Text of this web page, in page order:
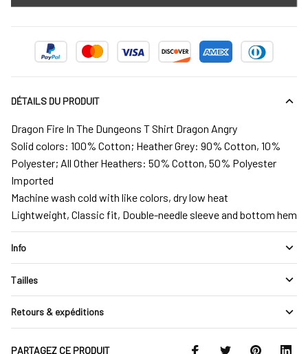
DÉTAILS DU PRODUIT
Dragon Fire In The Dungeons T Shirt Dragon Angry
Solid colors: 100% Cotton; Heather Grey: 90% Cotton, 10%
Polyester; All Other Heathers: 50% Cotton, 50% Polyester
Imported
Machine wash cold with like colors, dry low heat
Lightweight, Classic fit, Double-needle sleeve and bottom hem
Info
Tailles
Retours & expéditions
PARTAGEZ CE PRODUIT